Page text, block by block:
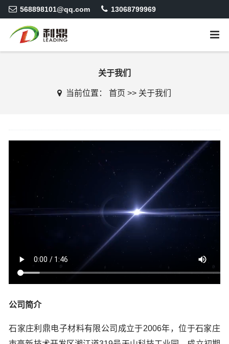
568898101@qq.com 13068799969
关于我们
当前位置：首页 >> 关于我们
公司简介
石家庄利鼎电子材料有限公司成立于2006年，位于石家庄